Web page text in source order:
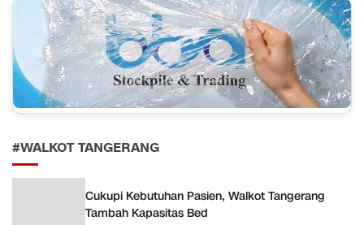
#WALKOT TANGERANG
Cukupi Kebutuhan Pasien, Walkot Tangerang
Tambah Kapasitas Bed